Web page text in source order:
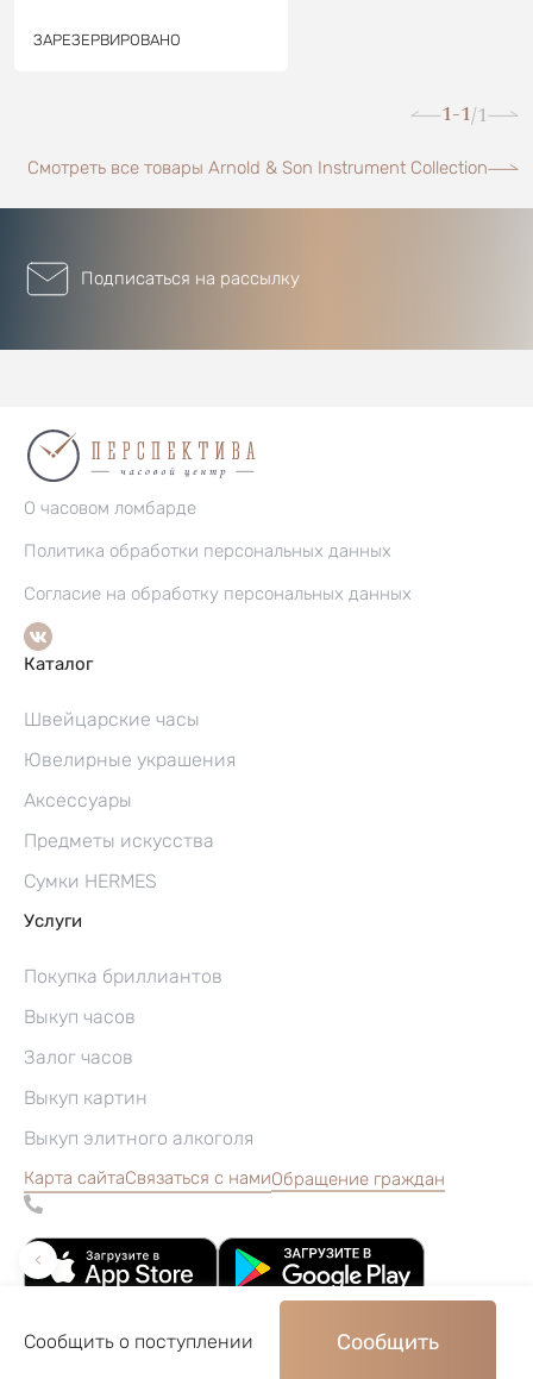
ЗАРЕЗЕРВИРОВАНО
1-1/1
Смотреть все товары Arnold & Son Instrument Collection
Подписаться на рассылку
Сообщить о поступлении Сообщить
О часовом ломбарде
Политика обработки персональных данных
Согласие на обработку персональных данных
Каталог
Швейцарские часы
Ювелирные украшения
Аксессуары
Предметы искусства
Сумки HERMES
Услуги
Покупка бриллиантов
Выкуп часов
Залог часов
Выкуп картин
Выкуп элитного алкоголя
Карта сайтаСвязаться с намиОбращение граждан
©2004–2026, Часовой ломбард «Перспектива»